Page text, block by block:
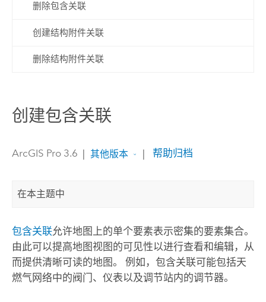
删除包含关联
创建结构附件关联
删除结构附件关联
创建包含关联
ArcGIS Pro 3.6 | 其他版本 | 帮助归档
在本主题中
包含关联允许地图上的单个要素表示密集的要素集合。
由此可以提高地图视图的可见性以进行查看和编辑，从
而提供清晰可读的地图。 例如，包含关联可能包括天
燃气网络中的阀门、仪表以及调节站内的调节器。